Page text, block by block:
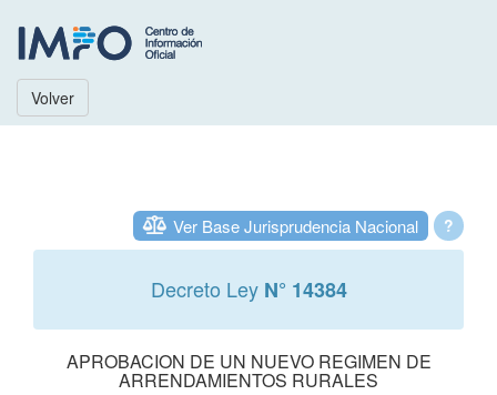
Volver
?
Ver Base Jurisprudencia Nacional
Decreto Ley N° 14384
APROBACION DE UN NUEVO REGIMEN DE
ARRENDAMIENTOS RURALES